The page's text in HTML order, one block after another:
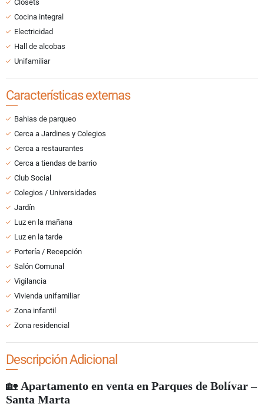
Clósets
Cocina integral
Electricidad
Hall de alcobas
Unifamiliar
Características externas
Bahias de parqueo
Cerca a Jardines y Colegios
Cerca a restaurantes
Cerca a tiendas de barrio
Club Social
Colegios / Universidades
Jardín
Luz en la mañana
Luz en la tarde
Portería / Recepción
Salón Comunal
Vigilancia
Vivienda unifamiliar
Zona infantil
Zona residencial
Descripción Adicional
🏡 Apartamento en venta en Parques de Bolívar –
Santa Marta